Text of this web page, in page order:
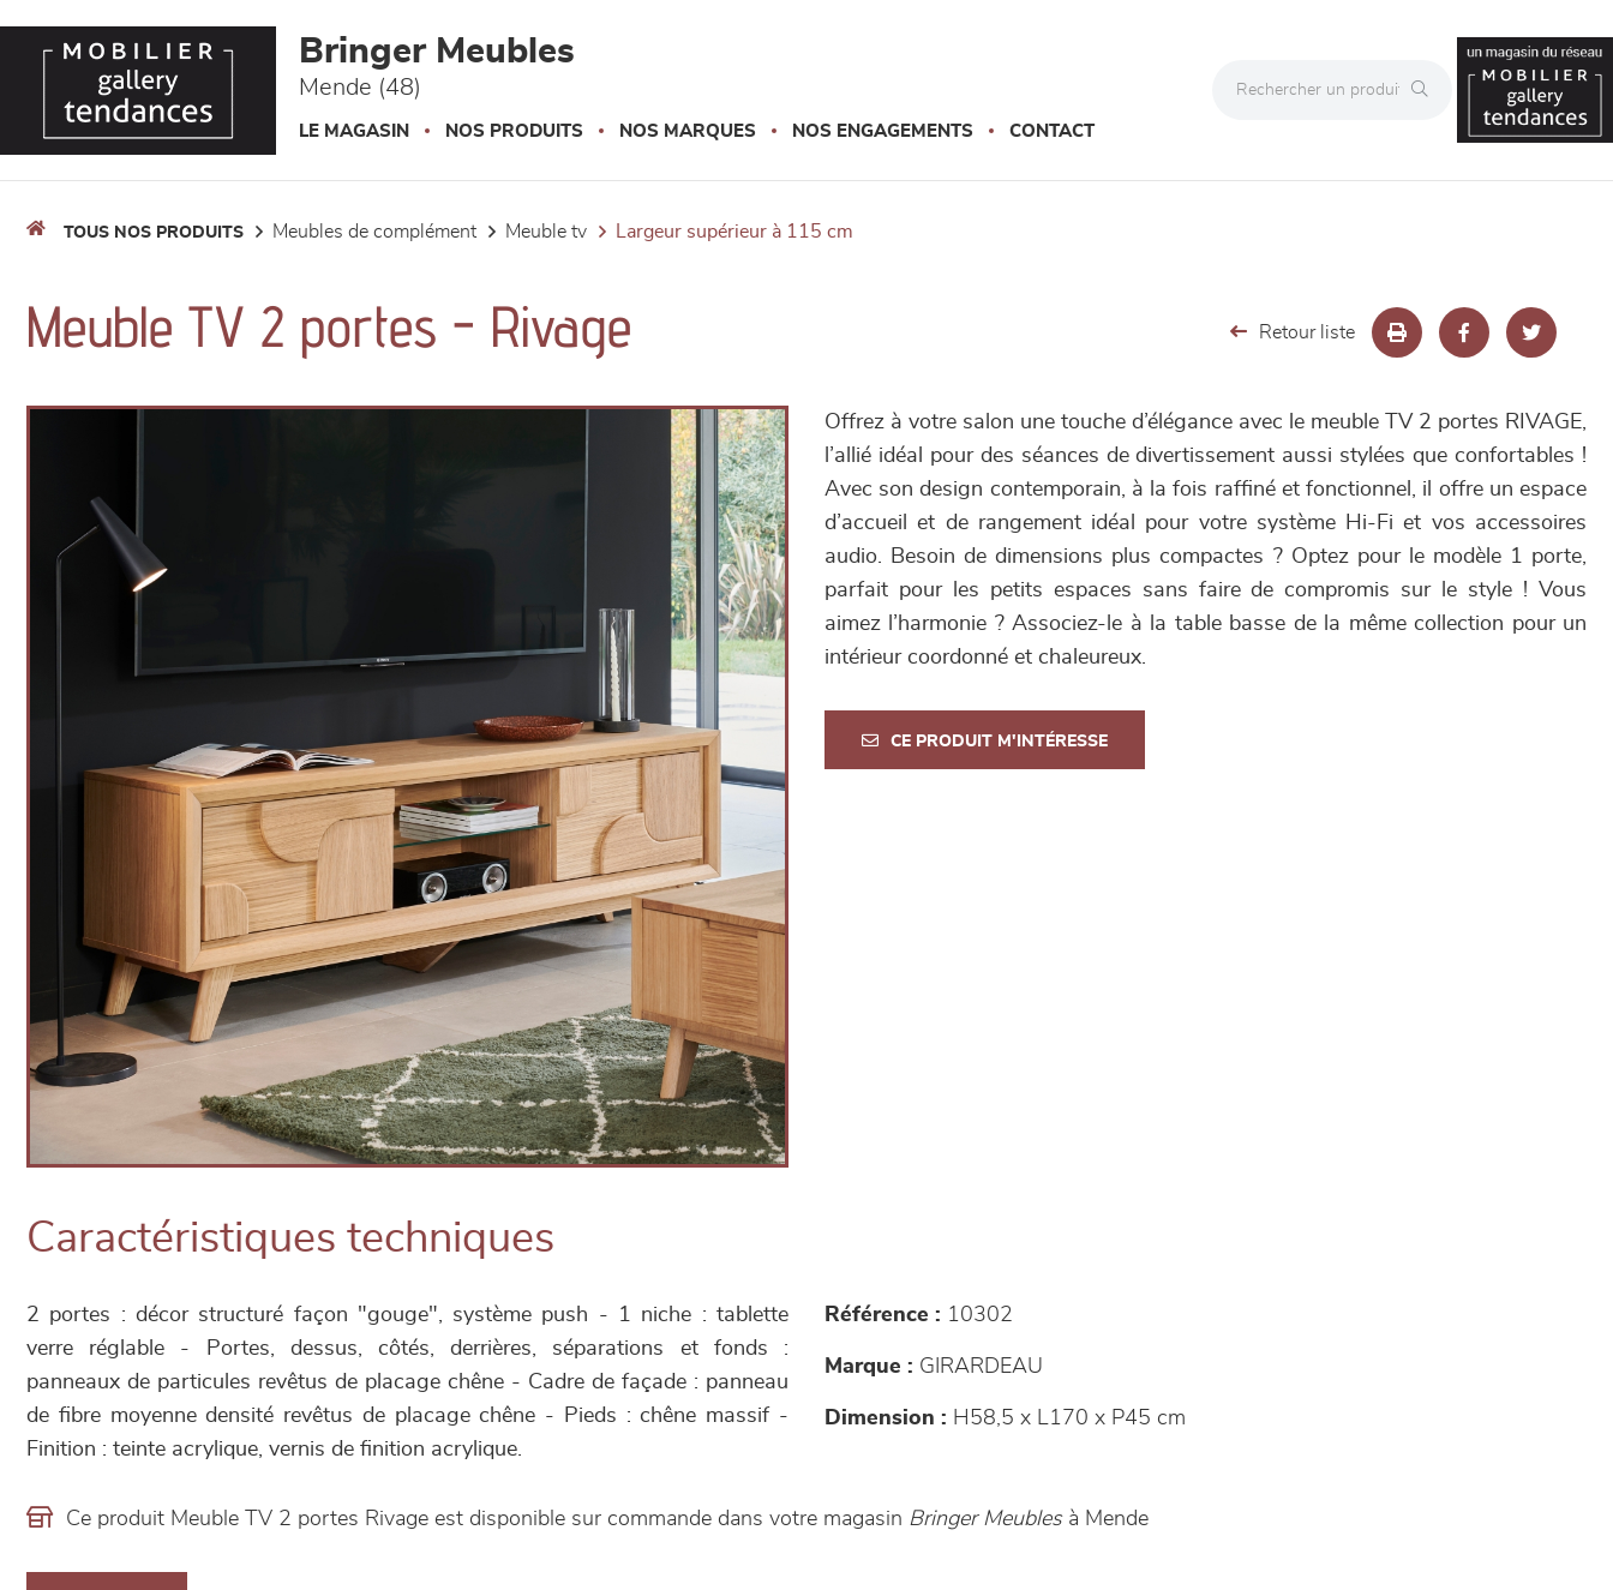
Bringer Meubles
Mende (48)
LE MAGASIN NOS PRODUITS NOS MARQUES NOS ENGAGEMENTS CONTACT
TOUS NOS PRODUITS meubles de complément meuble tv largeur supérieur à 115 cm
Meuble TV 2 portes - Rivage Retour liste
Offrez à votre salon une touche d’élégance avec le meuble TV 2 portes RIVAGE,
l’allié idéal pour des séances de divertissement aussi stylées que confortables !
Avec son design contemporain, à la fois raffiné et fonctionnel, il offre un espace
d’accueil et de rangement idéal pour votre système Hi-Fi et vos accessoires
audio. Besoin de dimensions plus compactes ? Optez pour le modèle 1 porte,
parfait pour les petits espaces sans faire de compromis sur le style ! Vous
aimez l’harmonie ? Associez-le à la table basse de la même collection pour un
intérieur coordonné et chaleureux.
CE PRODUIT M'INTÉRESSE
Caractéristiques techniques
2 portes : décor structuré façon "gouge", système push - 1 niche : tablette
verre réglable - Portes, dessus, côtés, derrières, séparations et fonds :
panneaux de particules revêtus de placage chêne - Cadre de façade : panneau
de fibre moyenne densité revêtus de placage chêne - Pieds : chêne massif -
Finition : teinte acrylique, vernis de finition acrylique.
Référence : 10302
Marque : GIRARDEAU
Dimension : H58,5 x L170 x P45 cm
Ce produit Meuble TV 2 portes Rivage est disponible sur commande dans votre magasin Bringer Meublesà Mende